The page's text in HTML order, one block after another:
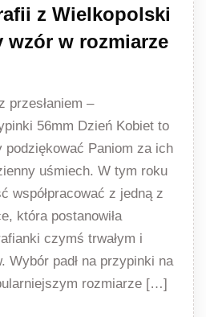
z Wielkopolski
wzór w rozmiarze
przesłaniem –
56mm Dzień Kobiet to
Paniom za ich
uśmiech. W tym roku
współpracować z jedną z
która postanowiła
czymś trwałym i
Wybór padł na przypinki na
rozmiarze […]